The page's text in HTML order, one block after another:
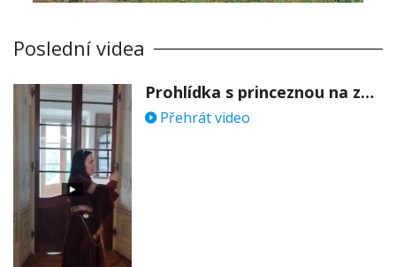
Poslední videa
Prohlídka s princeznou na zámku Stekník
Přehrát video